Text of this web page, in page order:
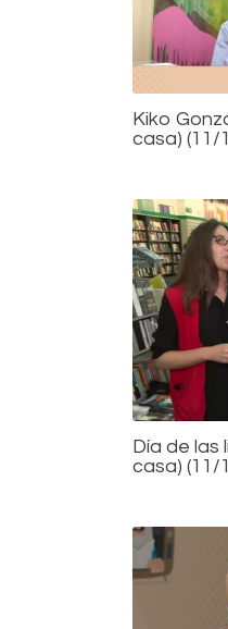
Kiko
casa) (11/
Día de las
casa) (11/